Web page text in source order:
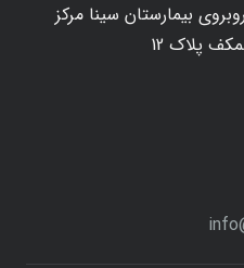
بیمارستان سینا مرکز